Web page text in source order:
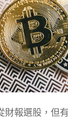
財報選股，但